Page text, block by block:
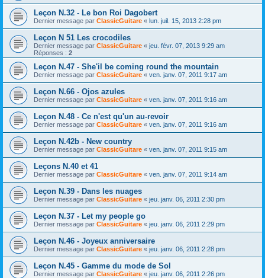
Leçon N.32 - Le bon Roi Dagobert
Dernier message par ClassicGuitare « lun. juil. 15, 2013 2:28 pm
Leçon N 51 Les crocodiles
Dernier message par ClassicGuitare « jeu. févr. 07, 2013 9:29 am
Réponses : 2
Leçon N.47 - She'il be coming round the mountain
Dernier message par ClassicGuitare « ven. janv. 07, 2011 9:17 am
Leçon N.66 - Ojos azules
Dernier message par ClassicGuitare « ven. janv. 07, 2011 9:16 am
Leçon N.48 - Ce n'est qu'un au-revoir
Dernier message par ClassicGuitare « ven. janv. 07, 2011 9:16 am
Leçon N.42b - New country
Dernier message par ClassicGuitare « ven. janv. 07, 2011 9:15 am
Leçons N.40 et 41
Dernier message par ClassicGuitare « ven. janv. 07, 2011 9:14 am
Leçon N.39 - Dans les nuages
Dernier message par ClassicGuitare « jeu. janv. 06, 2011 2:30 pm
Leçon N.37 - Let my people go
Dernier message par ClassicGuitare « jeu. janv. 06, 2011 2:29 pm
Leçon N.46 - Joyeux anniversaire
Dernier message par ClassicGuitare « jeu. janv. 06, 2011 2:28 pm
Leçon N.45 - Gamme du mode de Sol
Dernier message par ClassicGuitare « jeu. janv. 06, 2011 2:26 pm